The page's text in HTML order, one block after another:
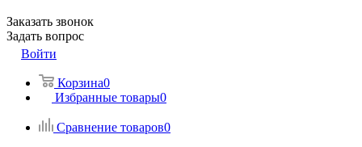
Заказать звонок
Задать вопрос
Войти
Корзина0
Избранные товары0
Сравнение товаров0